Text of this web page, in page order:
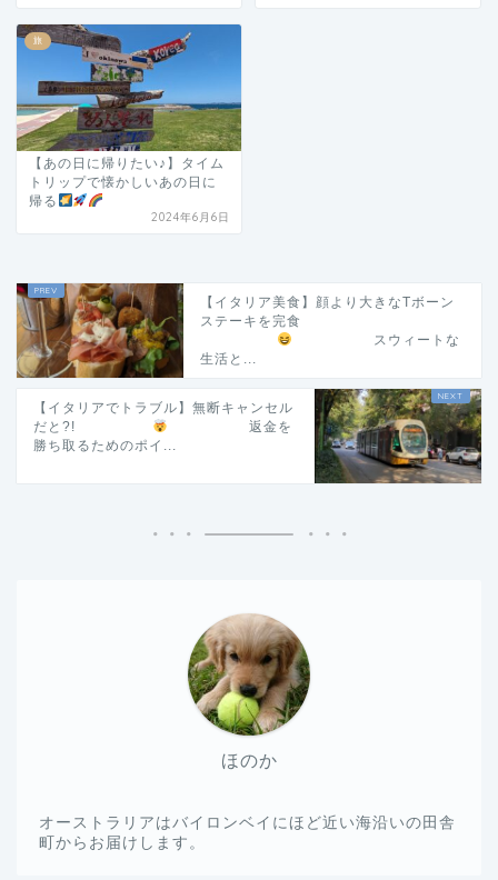
旅
【あの日に帰りたい♪】タイム
トリップで懐かしいあの日に
帰る
2024年6月6日
【イタリア美食】顔より大きなTボーン
ステーキを完食
スウィートな
生活と...
【イタリアでトラブル】無断キャンセル
だと?!
返金を
勝ち取るためのポイ...
ほのか
オーストラリアはバイロンベイにほど近い海沿いの田舎
町からお届けします。